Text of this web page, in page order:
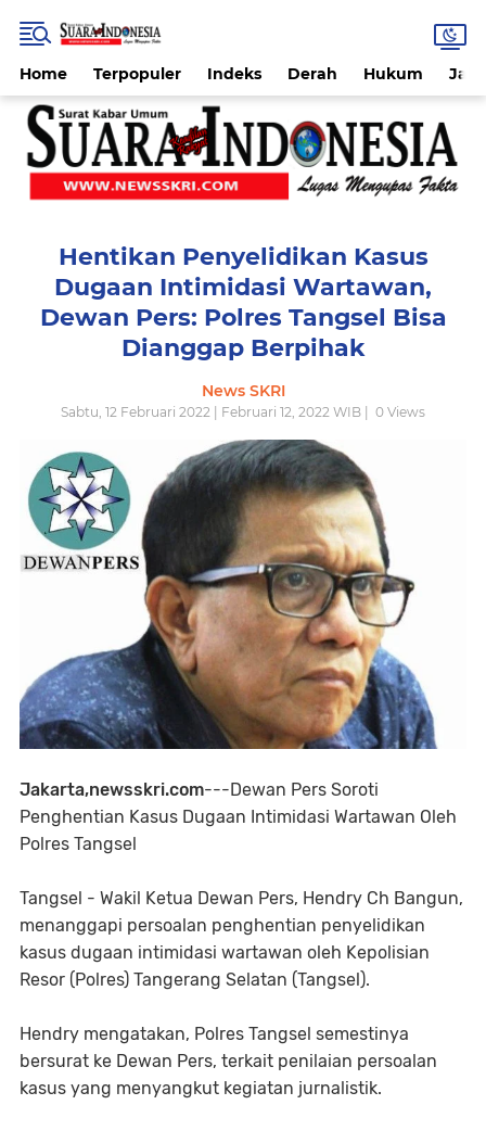
Home Terpopuler Indeks Derah Hukum
Hentikan Penyelidikan Kasus
Dugaan Intimidasi Wartawan,
Dewan Pers: Polres Tangsel Bisa
Dianggap Berpihak
News SKRI
Sabtu, 12 Februari 2022 | Februari 12, 2022 WIB | 0 Views
Jakarta,newsskri.com---Dewan Pers Soroti
Penghentian Kasus Dugaan Intimidasi Wartawan Oleh
Polres Tangsel
Tangsel - Wakil Ketua Dewan Pers, Hendry Ch Bangun,
menanggapi persoalan penghentian penyelidikan
kasus dugaan intimidasi wartawan oleh Kepolisian
Resor (Polres) Tangerang Selatan (Tangsel).
Hendry mengatakan, Polres Tangsel semestinya
bersurat ke Dewan Pers, terkait penilaian persoalan
kasus yang menyangkut kegiatan jurnalistik.